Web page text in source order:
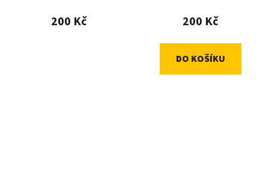
200 Kč 200 Kč
DO KOŠÍKU